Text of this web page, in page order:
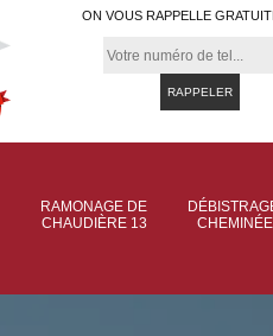
ON VOUS RAPPELLE
RAMONAGE DE
CHAUDIÈRE 13